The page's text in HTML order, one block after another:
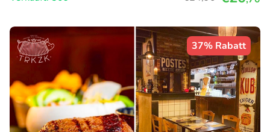
37% Rabatt